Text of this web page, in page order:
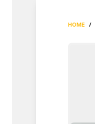
HOME /